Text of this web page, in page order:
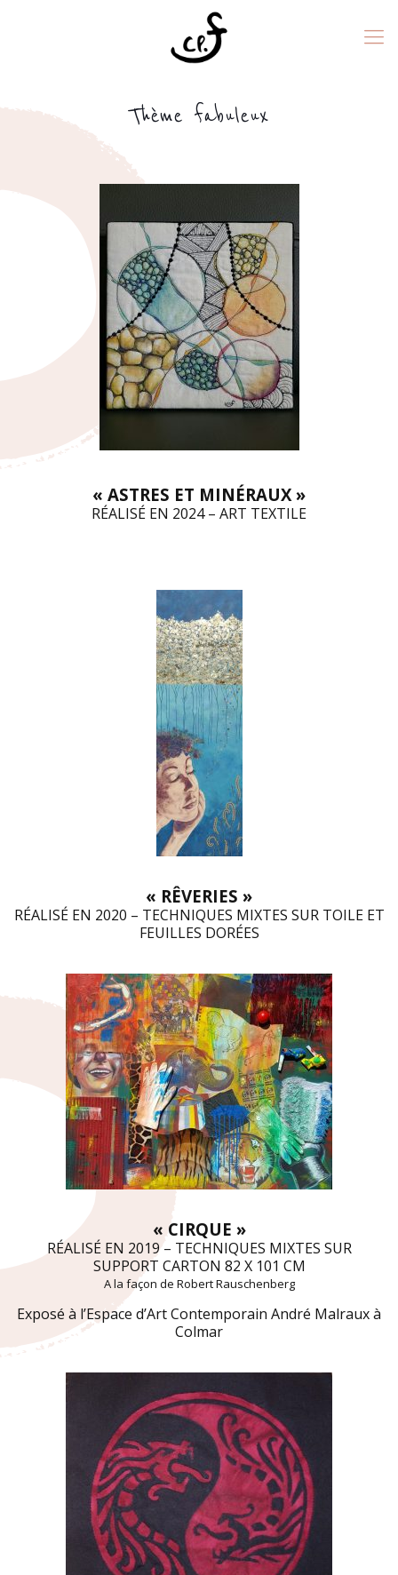
Thème fabuleux
« ASTRES ET MINÉRAUX »
RÉALISÉ EN 2024 – ART TEXTILE
« RÊVERIES »
RÉALISÉ EN 2020 – TECHNIQUES MIXTES SUR TOILE ET
FEUILLES DORÉES
« CIRQUE »
RÉALISÉ EN 2019 – TECHNIQUES MIXTES SUR
SUPPORT CARTON 82 X 101 CM
A la façon de Robert Rauschenberg
Exposé à l’Espace d’Art Contemporain André Malraux à
Colmar